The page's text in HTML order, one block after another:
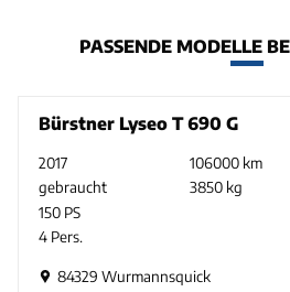
PASSENDE MODELLE
Bürstner Lyseo T 690 G
2017
106000 km
gebraucht
3850 kg
150 PS
4 Pers.
84329 Wurmannsquick